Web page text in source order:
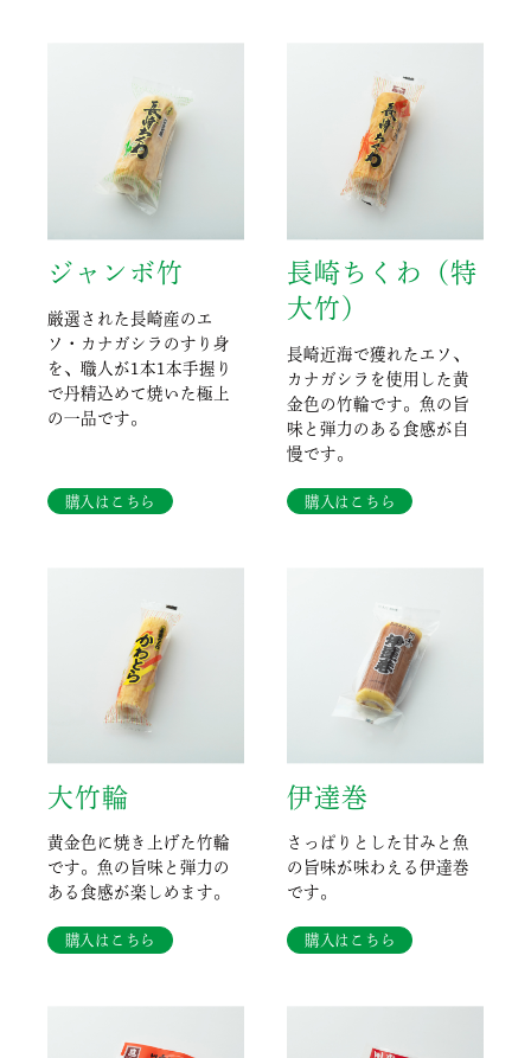
ジャンボ竹
厳選された長崎産のエ
ソ・カナガシラのすり身
を、職人が1本1本手握り
で丹精込めて焼いた極上
の一品です。
購入はこちら
長崎ちくわ（特
大竹）
長崎近海で獲れたエソ、
カナガシラを使用した黄
金色の竹輪です。魚の旨
味と弾力のある食感が自
慢です。
購入はこちら
大竹輪
黄金色に焼き上げた竹輪
です。魚の旨味と弾力の
ある食感が楽しめます。
購入はこちら
伊達巻
さっぱりとした甘みと魚
の旨味が味わえる伊達巻
です。
購入はこちら